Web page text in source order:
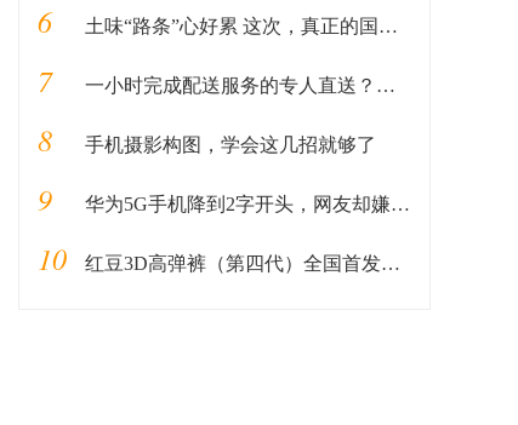
6 土味“路条”心好累 这次，真正的国家健康码来了，国办指导支付宝下周上线
7 一小时完成配送服务的专人直送？论专注于跑腿配送的闪送平台
8 手机摄影构图，学会这几招就够了
9 华为5G手机降到2字开头，网友却嫌“价格不理性”
10 红豆3D高弹裤（第四代）全国首发！红豆男装只为追求更高品质